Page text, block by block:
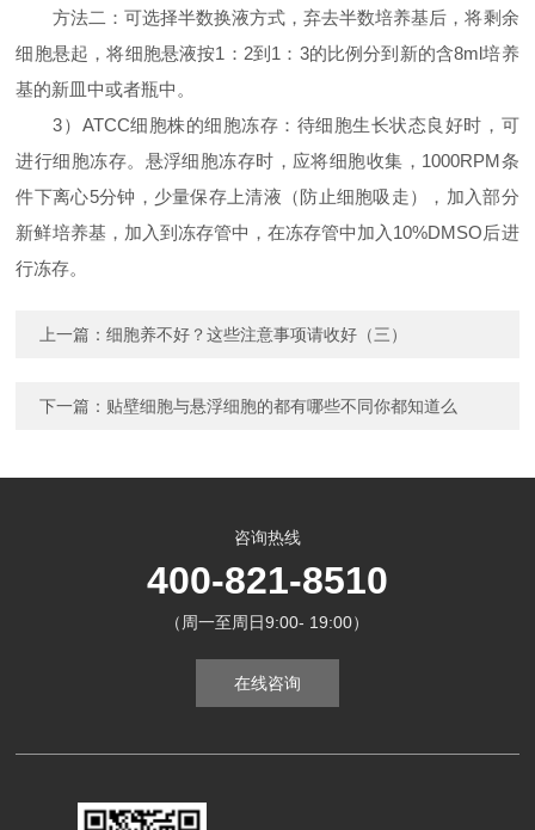
方法二：可选择半数换液方式，弃去半数培养基后，将剩余
细胞悬起，将细胞悬液按1：2到1：3的比例分到新的含8ml培养
基的新皿中或者瓶中。
3）ATCC细胞株的细胞冻存：待细胞生长状态良好时，可
进行细胞冻存。悬浮细胞冻存时，应将细胞收集，1000RPM条
件下离心5分钟，少量保存上清液（防止细胞吸走），加入部分
新鲜培养基，加入到冻存管中，在冻存管中加入10%DMSO后进
行冻存。
上一篇：细胞养不好？这些注意事项请收好（三）
下一篇： 贴壁细胞与悬浮细胞的都有哪些不同你都知道么
咨询热线
400-821-8510
（周一至周日9:00- 19:00）
在线咨询